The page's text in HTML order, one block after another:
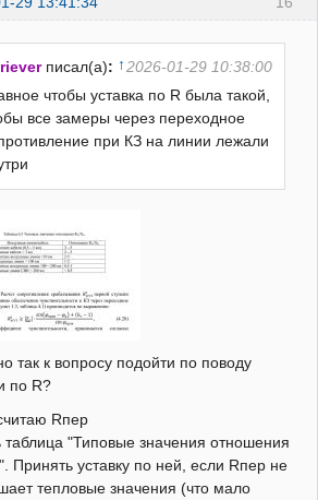
писал(а): ↑ 2026-01-29 10:38:00
чтобы уставка по R была такой,
все замеры через переходное
при КЗ на линии лежали
так к вопросу подойти по поводу
по R?
Rпер
таблица "Типовые значения отношения
Принять уставку по ней, если Rпер не
тепловые значения (что мало